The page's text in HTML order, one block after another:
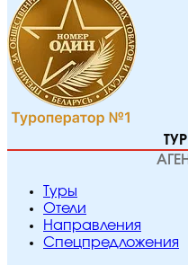
Туры
Отели
Направления
Спецпредложения